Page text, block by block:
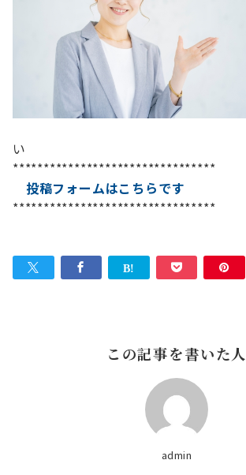
い
*********************************
投稿フォームはこちらです
*********************************
この記事を書いた人
admin